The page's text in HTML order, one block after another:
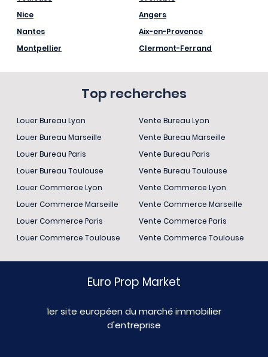
Nice
Nantes
Montpellier
Angers
Aix-en-Provence
Clermont-Ferrand
Top recherches
Louer Bureau Lyon
Louer Bureau Marseille
Louer Bureau Paris
Louer Bureau Toulouse
Louer Commerce Lyon
Louer Commerce Marseille
Louer Commerce Paris
Louer Commerce Toulouse
Vente Bureau Lyon
Vente Bureau Marseille
Vente Bureau Paris
Vente Bureau Toulouse
Vente Commerce Lyon
Vente Commerce Marseille
Vente Commerce Paris
Vente Commerce Toulouse
Euro Prop Market
1er site européen du marché immobilier
d'entreprise